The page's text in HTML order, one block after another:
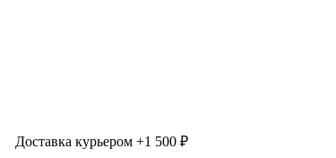
Доставка курьером +1 500 ₽